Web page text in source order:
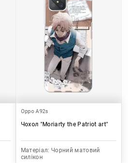
Oppo A92s
Чохол "Moriarty the Patriot art"
Матеріал: Чорний матовий
силікон